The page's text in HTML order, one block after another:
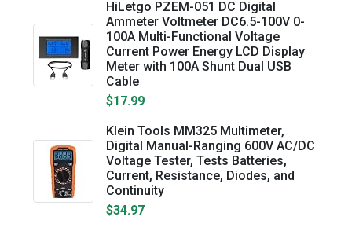
HiLetgo PZEM-051 DC Digital
Ammeter Voltmeter DC6.5-100V 0-
100A Multi-Functional Voltage
Current Power Energy LCD Display
Meter with 100A Shunt Dual USB
Cable
$17.99
Klein Tools MM325 Multimeter,
Digital Manual-Ranging 600V AC/DC
Voltage Tester, Tests Batteries,
Current, Resistance, Diodes, and
Continuity
$34.97